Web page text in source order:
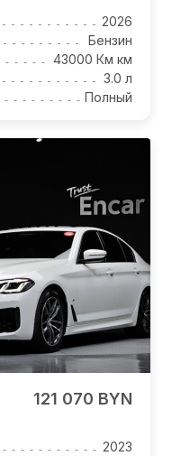
2026
Бензин
43000 Км км
3.0 л
Полный
121 070 BYN
2023